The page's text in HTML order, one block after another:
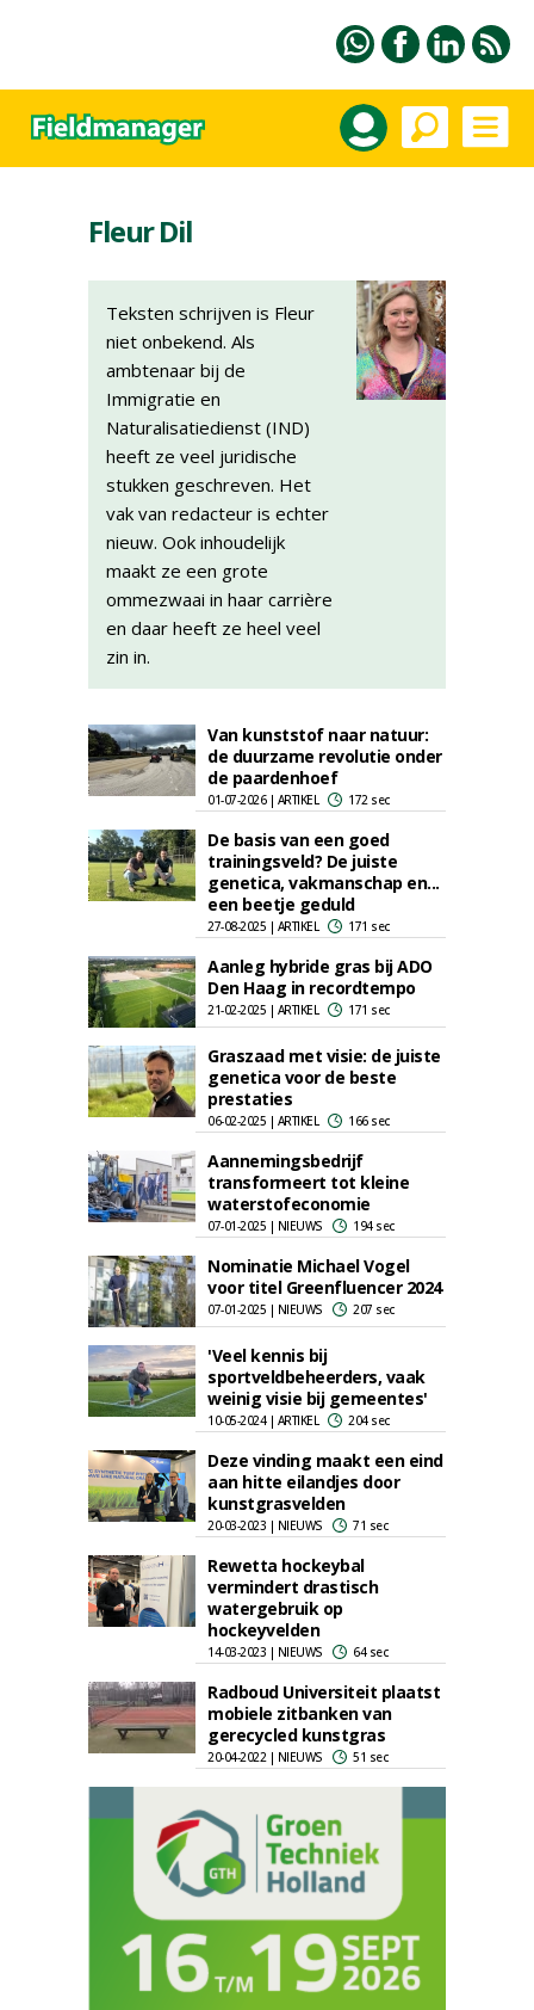
Fleur Dil
Teksten schrijven is Fleur
niet onbekend. Als
ambtenaar bij de
Immigratie en
Naturalisatiedienst (IND)
heeft ze veel juridische
stukken geschreven. Het
vak van redacteur is echter
nieuw. Ook inhoudelijk
maakt ze een grote
ommezwaai in haar carrière
en daar heeft ze heel veel
zin in.
Van kunststof naar natuur:
de duurzame revolutie onder
de paardenhoef
01-07-2026 | ARTIKEL 172 sec
De basis van een goed
trainingsveld? De juiste
genetica, vakmanschap en...
een beetje geduld
27-08-2025 | ARTIKEL 171 sec
Aanleg hybride gras bij ADO
Den Haag in recordtempo
21-02-2025 | ARTIKEL 171 sec
Graszaad met visie: de juiste
genetica voor de beste
prestaties
06-02-2025 | ARTIKEL 166 sec
Aannemingsbedrijf
transformeert tot kleine
waterstofeconomie
07-01-2025 | NIEUWS 194 sec
Nominatie Michael Vogel
voor titel Greenfluencer 2024
07-01-2025 | NIEUWS 207 sec
'Veel kennis bij
sportveldbeheerders, vaak
weinig visie bij gemeentes'
10-05-2024 | ARTIKEL 204 sec
Deze vinding maakt een eind
aan hitte eilandjes door
kunstgrasvelden
20-03-2023 | NIEUWS 71 sec
Rewetta hockeybal
vermindert drastisch
watergebruik op
hockeyvelden
14-03-2023 | NIEUWS 64 sec
Radboud Universiteit plaatst
mobiele zitbanken van
gerecycled kunstgras
20-04-2022 | NIEUWS 51 sec